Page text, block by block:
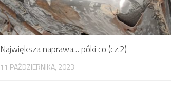
Największa naprawa… póki co (cz.2)
11 PAŹDZIERNIKA, 2023